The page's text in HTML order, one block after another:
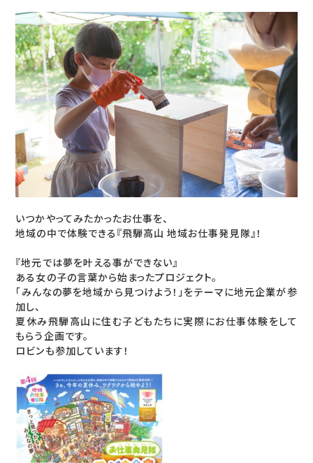
いつかやってみたかったお仕事を、
地域の中で体験できる『飛騨高山 地域お仕事発見隊』！
『地元では夢を叶える事ができない』
ある女の子の言葉から始まったプロジェクト。
「みんなの夢を地域から見つけよう！」をテーマに地元企業が参
加し、
夏休み飛騨高山に住む子どもたちに実際にお仕事体験をして
もらう企画です。
ロビンも参加しています！